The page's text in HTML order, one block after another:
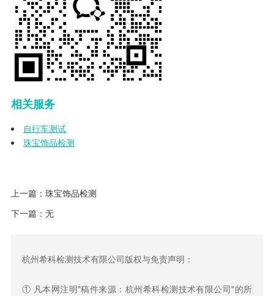
相关服务
自行车测试
珠宝饰品检测
上一篇： 珠宝饰品检测
下一篇：无
杭州希科检测技术有限公司版权与免责声明：
① 凡本网注明"稿件来源：杭州希科检测技术有限公司"的所